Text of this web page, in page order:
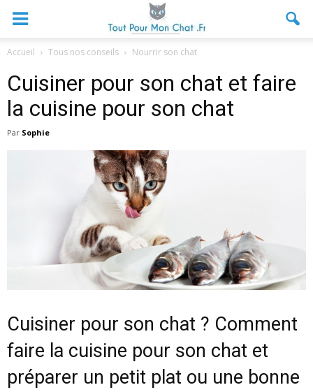
Accueil Tous nos conseils Nourrir son chat
Cuisiner pour son chat et faire
la cuisine pour son chat
Par Sophie
Cuisiner pour son chat ? Comment
faire la cuisine pour son chat et
préparer un petit plat ou une bonne